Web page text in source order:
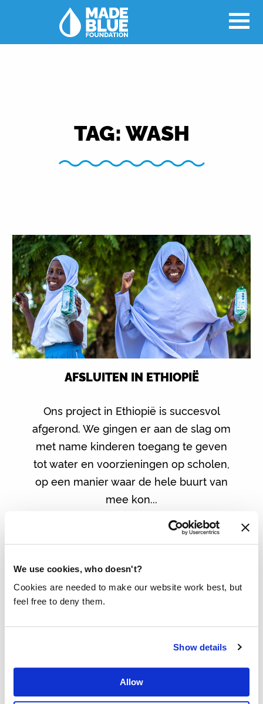
We use cookies, who doesn't?
Cookies are needed to make our website work best, but
feel free to deny them.
Show details
Allow
TAG:WASH
AFSLUITEN IN ETHIOPIË
Ons project in Ethiopië is succesvol
afgerond. We gingen er aan de slag om
met name kinderen toegang te geven
tot water en voorzieningen op scholen,
op een manier waar de hele buurt van
mee kon...
WASBAAR MAANDVERBAND –
DOOR ÉN VOOR IEDEREEN